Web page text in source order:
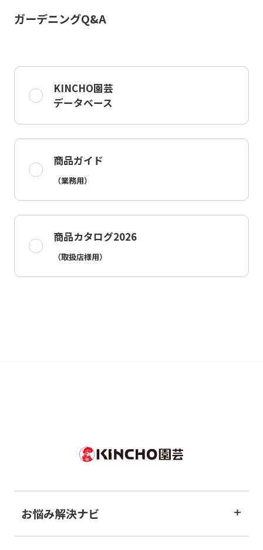
ガーデニングQ&A
KINCHO園芸
データベース
商品ガイド
（業務用）
商品カタログ2026
（取扱店様用）
お悩み解決ナビ